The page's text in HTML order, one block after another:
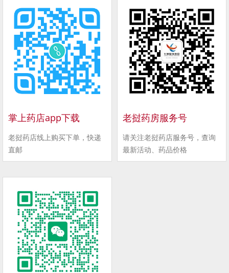
掌上药店app下载
老挝药店线上购买下单，快递
直邮
老挝药房服务号
请关注老挝药店服务号，查询
最新活动、药品价格